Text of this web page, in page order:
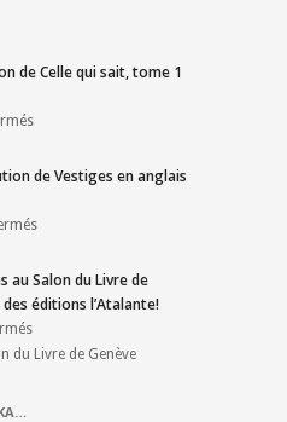
de Celle qui sait, tome 1
de Vestiges en anglais
au Salon du Livre de
éditions l’Atalante!
du Livre de Genève